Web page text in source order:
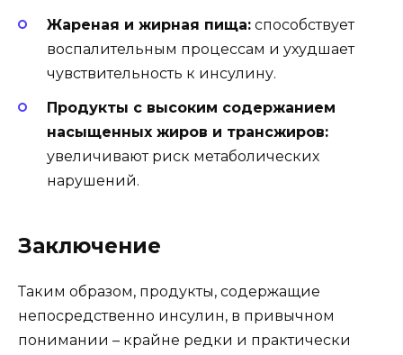
Жареная и жирная пища: способствует
воспалительным процессам и ухудшает
чувствительность к инсулину.
Продукты с высоким содержанием
насыщенных жиров и трансжиров:
увеличивают риск метаболических
нарушений.
Заключение
Таким образом, продукты, содержащие
непосредственно инсулин, в привычном
понимании – крайне редки и практически